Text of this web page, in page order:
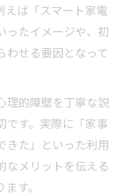
えば「スマート家電
ったイメージや、初
わせる要因となって
理的障壁を丁寧な説
です。実際に「家事
きた」といった利用
なメリットを伝える
す。